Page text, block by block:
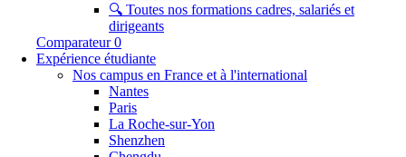
🔍 Toutes nos formations cadres, salariés et
dirigeants
Comparateur 0
Expérience étudiante
Nos campus en France et à l'international
Nantes
Paris
La Roche-sur-Yon
Shenzhen